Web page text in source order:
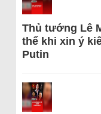
Thủ tướng Lê
thể khi xin ý
Putin